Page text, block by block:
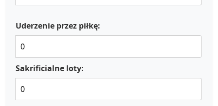
Uderzenie przez piłkę:
Sakrificialne loty: